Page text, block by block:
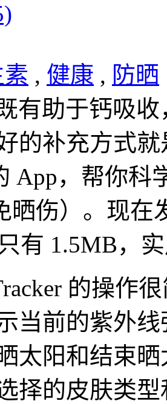
, 健康 , 防晒
有助于钙吸
的补充方式
App，帮你科
晒伤）。现在
有 1.5MB，
的操作
当前的紫外
太阳和结束
择的皮肤类